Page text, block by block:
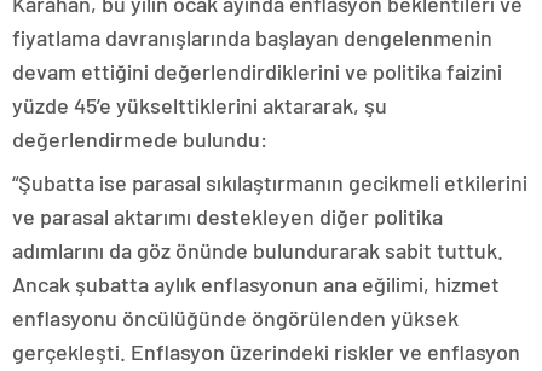
fiyatlama davranışlarında başlayan dengelenmenin
devam ettiğini değerlendirdiklerini ve politika faizini
yüzde 45’e yükselttiklerini aktararak, şu
değerlendirmede bulundu:
“Şubatta ise parasal sıkılaştırmanın gecikmeli etkilerini
ve parasal aktarımı destekleyen diğer politika
adımlarını da göz önünde bulundurarak sabit tuttuk.
Ancak şubatta aylık enflasyonun ana eğilimi, hizmet
enflasyonu öncülüğünde öngörülenden yüksek
gerçekleşti. Enflasyon üzerindeki riskler ve enflasyon